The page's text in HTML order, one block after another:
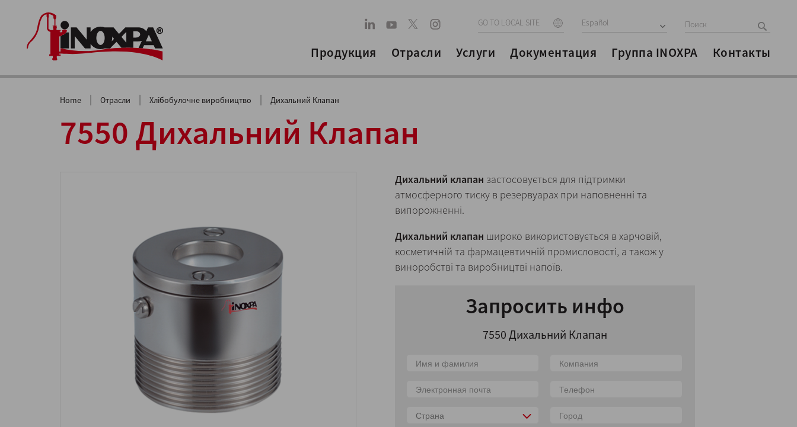
GO TO LOCAL SITE Español
Продукция Отрасли Услуги Документация Группа INOXPA Контакты
Home | Отрасли | Хлібобулочне виробництво | Дихальний Клапан
7550 Дихальний Клапан
Дихальний клапан застосовується для підтримки
атмосферного тиску в резервуарах при наповненні та
випорожненні.
Дихальний клапан широко використовується в харчовій,
косметичній та фармацевтичній промисловості, а також у
виноробстві та виробництві напоїв.
Запросить инфо
7550 Дихальний Клапан
Страна